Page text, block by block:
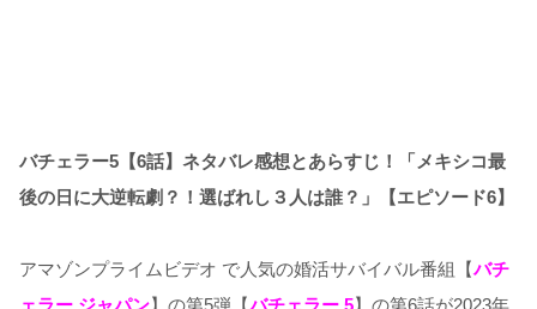
バチェラー5【6話】ネタバレ感想とあらすじ！「メキシコ最
後の日に大逆転劇？！選ばれし３人は誰？」
【エピソード6】
アマゾンプライムビデオ で人気の婚活サバイバル番組【バチ